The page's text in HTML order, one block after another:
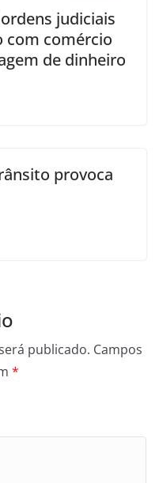
judiciais
com comércio
de dinheiro
provoca
publicado. Campos
*